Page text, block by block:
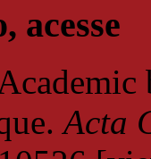
acesse
Acta